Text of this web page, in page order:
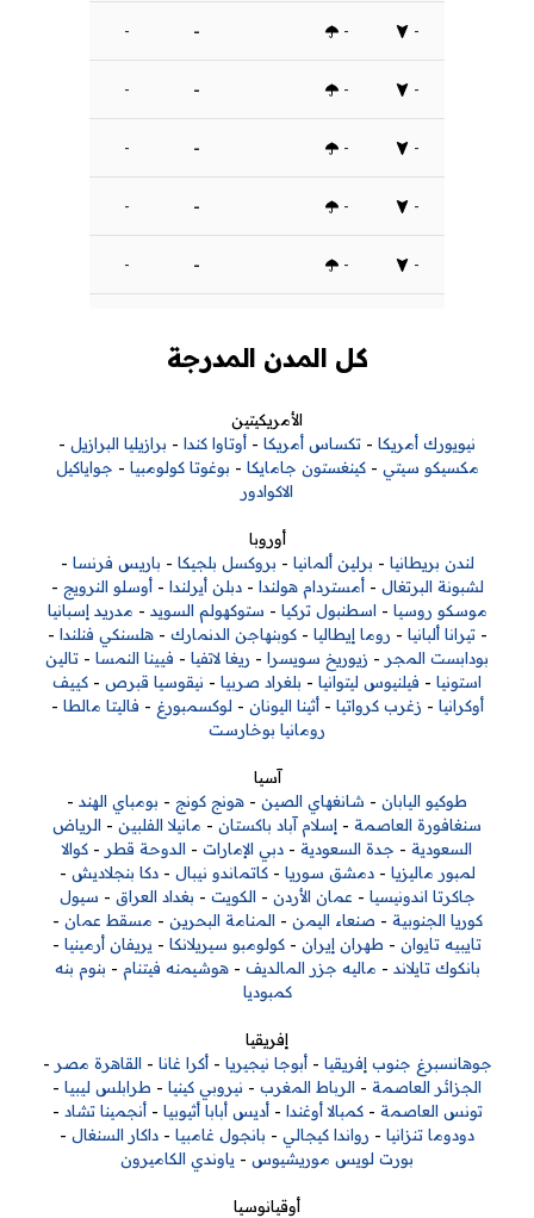
- - - -
- - - -
- - - -
- - - -
- - - -
كل المدن المدرجة
الأمريكيتين
نيويورك أمريكا - تكساس أمريكا - أوتاوا كندا - برازيليا البرازيل -
مكسيكو سيتي -كينغستون جامايكا - بوغوتا كولومبيا - جواياكيل
الاكوادور
أوروبا
لندن بريطانيا - برلين ألمانيا - بروكسل بلجيكا - باريس فرنسا -
لشبونة البرتغال -أمستردام هولندا -دبلن أيرلندا -أوسلو النرويج -
موسكو روسيا - اسطنبول تركيا - ستوكهولم السويد - مدريد إسبانيا
-تيرانا ألبانيا - روما إيطاليا -كوبنهاجن الدنمارك -هلسنكي فنلندا -
بودابست المجر - زيوريخ سويسرا - ريغا لاتفيا - فيينا النمسا - تالين
استونيا - فيلنيوس ليتوانيا - بلغراد صربيا - نيقوسيا قبرص - كييف
أوكرانيا - زغرب كرواتيا -أثينا اليونان - لوكسمبورغ - فاليتا مالطا -
رومانيا بوخارست
آسيا
طوكيو اليابان - شانغهاي الصين - هونج كونج - بومباي الهند -
سنغافورة العاصمة - إسلام آباد باكستان - مانيلا الفلبين - الرياض
السعودية - جدة السعودية - دبي الإمارات - الدوحة قطر - كوالا
لمبور ماليزيا -دمشق سوريا -كاتماندو نيبال -دكا بنجلاديش -
جاكرتا اندونيسيا - عمان الأردن - الكويت - بغداد العراق - سيول
كوريا الجنوبية - صنعاء اليمن - المنامة البحرين - مسقط عمان -
تايبيه تايوان - طهران إيران - كولومبو سيريلانكا - يريفان أرمينيا -
بانكوك تايلاند - ماليه جزر المالديف -هوشيمنه فيتنام - بنوم بنه
كمبوديا
إفريقيا
جوهانسبرغ جنوب إفريقيا -أبوجا نيجيريا -أكرا غانا - القاهرة مصر -
الجزائر العاصمة - الرباط المغرب - نيروبي كينيا - طرابلس ليبيا -
تونس العاصمة -كمبالا أوغندا -أديس أبابا أثيوبيا -أنجمينا تشاد -
دودوما تنزانيا - رواندا كيجالي - بانجول غامبيا - داكار السنغال -
بورت لويس موريشيوس - ياوندي الكاميرون
أوقيانوسيا